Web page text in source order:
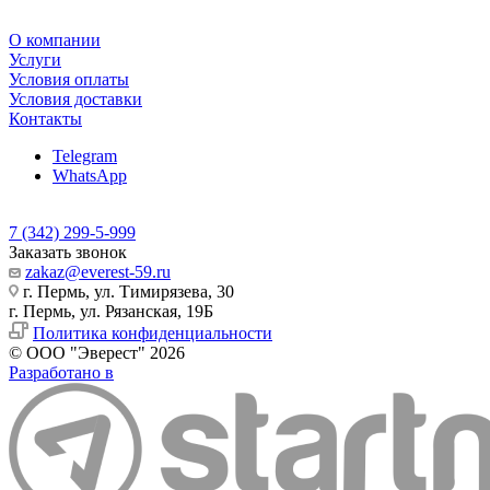
О компании
Услуги
Условия оплаты
Условия доставки
Контакты
Telegram
WhatsApp
7 (342) 299-5-999
Заказать звонок
zakaz@everest-59.ru
г. Пермь, ул. Тимирязева, 30
г. Пермь, ул. Рязанская, 19Б
Политика конфиденциальности
© ООО "Эверест" 2026
Разработано в